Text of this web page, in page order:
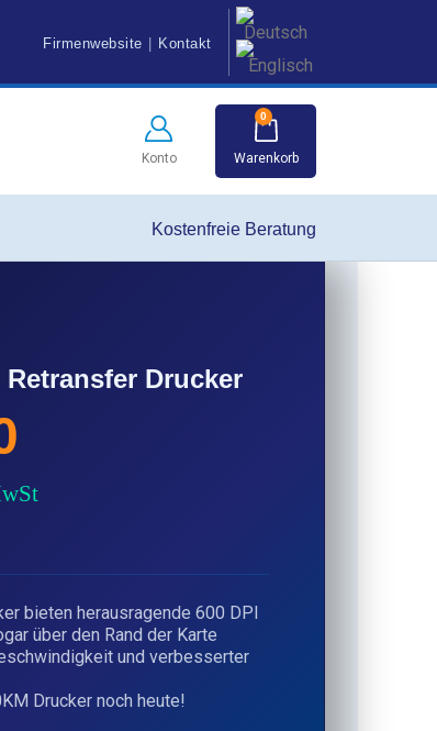
Firmenwebsite Kontakt
Konto
0
Warenkorb
Kostenfreie Beratung
Retransfer Drucker
bieten herausragende 600 DPI
über den Rand der Karte
und verbesserter
Drucker noch heute!